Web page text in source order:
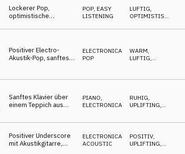
Lockerer Pop,
optimistische
freundlicher Beat und
POP EASY
LISTENING
LUFTIG
OPTIMISTISCH
Positiver Electro-
Akustik-Pop, sanftes
ELECTRONICA
POP
WARM,
LUFTIG,
Sanftes Klavier über
einem Teppich aus
und elektronischer
PIANO
ELECTRONICA
RUHIG
UPLIFTING
Positiver Underscore
mit Akustikgitarre,
ELECTRONICA
ACOUSTIC
POSITIV
UPLIFTING